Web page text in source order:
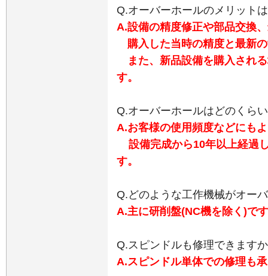
Q.オーバーホールのメリット
A.設備の精度修正や部品交換
購入した当時の精度と最新
また、新品設備を購入され
す。
Q.オーバーホールはどのくら
A.お客様の使用頻度などにも
設備完成から10年以上経過
す。
Q.どのような工作機械がオー
A.主に研削盤(NC機を除く)で
Q.スピンドルも修理できます
A.スピンドル単体での修理も